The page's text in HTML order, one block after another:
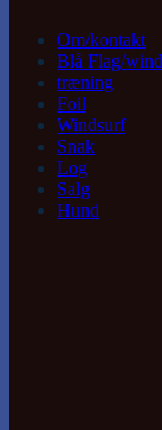
Om/kontakt
Blå Flag/
træning
Foil
Windsurf
Snak
Log
Salg
Hund